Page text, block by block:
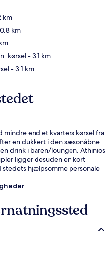
km
km
kørsel- 3.1 km
- 3.1 km
mindre end et kvarters kørsel fra
en dukkert i den sæsonåbne
drink i baren/loungen. Athinios
ligger desuden en kort
stedets hjælpsomme personale